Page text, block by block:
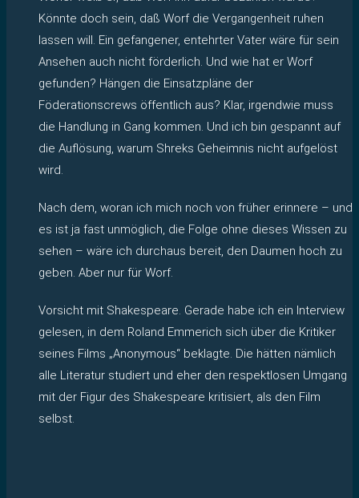
Könnte doch sein, daß Worf die Vergangenheit ruhen
lassen will. Ein gefangener, entehrter Vater wäre für sein
Ansehen auch nicht förderlich. Und wie hat er Worf
gefunden? Hängen die Einsatzpläne der
Föderationscrews öffentlich aus? Klar, irgendwie muss
die Handlung in Gang kommen. Und ich bin gespannt auf
die Auflösung, warum Shreks Geheimnis nicht aufgelöst
wird.
Nach dem, woran ich mich noch von früher erinnere – und
es ist ja fast unmöglich, die Folge ohne dieses Wissen zu
sehen – wäre ich durchaus bereit, den Daumen hoch zu
geben. Aber nur für Worf.
Vorsicht mit Shakespeare. Gerade habe ich ein Interview
gelesen, in dem Roland Emmerich sich über die Kritiker
seines Films „Anonymous“ beklagte. Die hätten nämlich
alle Literatur studiert und eher den respektlosen Umgang
mit der Figur des Shakespeare kritisiert, als den Film
selbst.